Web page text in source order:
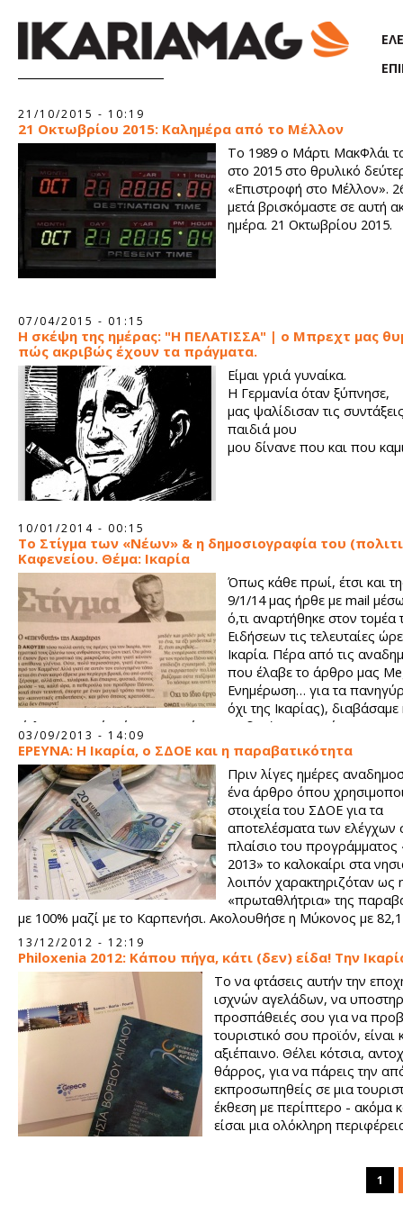
21/10/2015 - 10:19
21 Οκτωβρίου 2015: Καλημέρα από το Μέλλον
Το 1989 ο Μάρτι ΜακΦλάι
στο 2015 στο θρυλικό
«Επιστροφή στο Μέλλον».
μετά βρισκόμαστε σε αυτή
ημέρα. 21 Οκτωβρίου 2015.
07/04/2015 - 01:15
Η σκέψη της ημέρας: "Η ΠΕΛΑΤΙΣΣΑ" | ο Μπρεχτ μας
πώς ακριβώς έχουν τα πράγματα.
Είμαι γριά γυναίκα.
Η Γερμανία όταν ξύπνησε,
μας ψαλίδισαν τις
παιδιά μου
μου δίνανε που και που
10/01/2014 - 00:15
To Στίγμα των «Νέων» & η δημοσιογραφία του
Καφενείου. Θέμα: Ικαρία
Όπως κάθε πρωί, έτσι και
9/1/14 μας ήρθε με mail
ό,τι αναρτήθηκε στον τομέα
Ειδήσεων τις τελευταίες
Ικαρία. Πέρα από τις
που έλαβε το άρθρο μας
Ενημέρωση… για τα
όχι της Ικαρίας), διαβάσαμε
τίτλο: «Η Ικαρία είναι το νησί των επιδοτήσεων -Ακόμα και ο
Χριστόδουλος Ξηρός είχε πάρει 50.000 ευρώ».
03/09/2013 - 14:09
ΕΡΕΥΝΑ: Η Ικαρία, ο ΣΔΟΕ και η παραβατικότητα
Πριν λίγες ημέρες
ένα άρθρο όπου
στοιχεία του ΣΔΟΕ για τα
αποτελέσματα των ελέγχων
πλαίσιο του
2013» το καλοκαίρι στα
λοιπόν χαρακτηριζόταν ως
«πρωταθλήτρια» της
με 100% μαζί με το Καρπενήσι. Ακολουθήσε η Μύκονος με
13/12/2012 - 12:19
Philoxenia 2012: Κάπου πήγα, κάτι (δεν) είδα! Την
Το να φτάσεις αυτήν την
ισχνών αγελάδων, να
προσπάθειές σου για να
τουριστικό σου προϊόν, είναι
αξιέπαινο. Θέλει κότσια,
θάρρος, για να πάρεις την
εκπροσωπηθείς σε μια
έκθεση με περίπτερο - ακόμα
είσαι μια ολόκληρη
1